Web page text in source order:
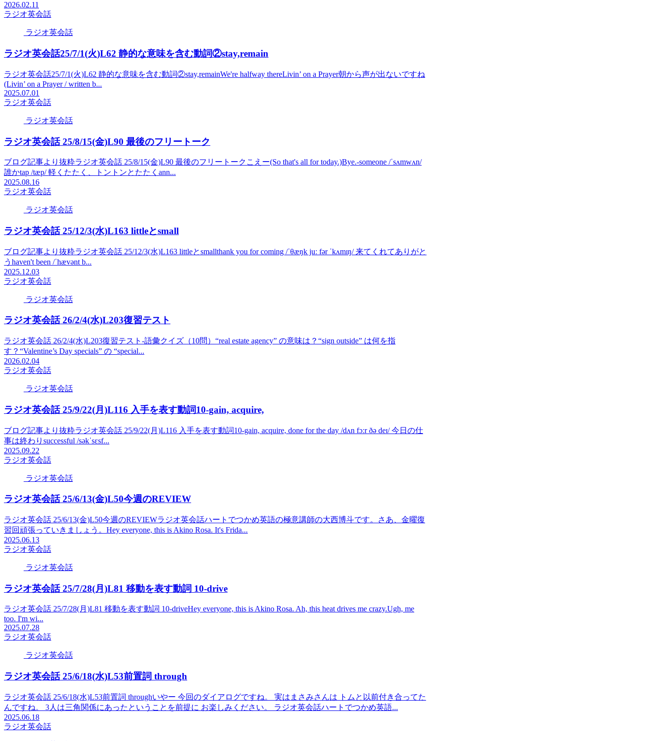
2026.02.11
ラジオ英会話
ラジオ英会話
ラジオ英会話25/7/1(火)L62 静的な意味を含む動詞②stay,remain
ラジオ英会話25/7/1(火)L62 静的な意味を含む動詞②stay,remainWe're halfway thereLivin’ on a Prayer朝から声が出ないですね
(Livin’ on a Prayer / written b...
2025.07.01
ラジオ英会話
ラジオ英会話
ラジオ英会話 25/8/15(金)L90 最後のフリートーク
ブログ記事より抜粋ラジオ英会話 25/8/15(金)L90 最後のフリートークこえー(So that's all for today.)Bye.-someone /ˈsʌmwʌn/
誰かtap /tæp/ 軽くたたく、トントンとたたくann...
2025.08.16
ラジオ英会話
ラジオ英会話
ラジオ英会話 25/12/3(水)L163 littleとsmall
ブログ記事より抜粋ラジオ英会話 25/12/3(水)L163 littleとsmallthank you for coming /ˈθæŋk juː fər ˈkʌmɪŋ/ 来てくれてありがと
うhaven't been /ˈhævənt b...
2025.12.03
ラジオ英会話
ラジオ英会話
ラジオ英会話 26/2/4(水)L203復習テスト
ラジオ英会話 26/2/4(水)L203復習テスト-語彙クイズ（10問）“real estate agency” の意味は？“sign outside” は何を指
す？“Valentine’s Day specials” の “special...
2026.02.04
ラジオ英会話
ラジオ英会話
ラジオ英会話 25/9/22(月)L116 入手を表す動詞10-gain, acquire,
ブログ記事より抜粋ラジオ英会話 25/9/22(月)L116 入手を表す動詞10-gain, acquire, done for the day /dʌn fɔːr ðə deɪ/ 今日の仕
事は終わりsuccessful /səkˈsɛsf...
2025.09.22
ラジオ英会話
ラジオ英会話
ラジオ英会話 25/6/13(金)L50今週のREVIEW
ラジオ英会話 25/6/13(金)L50今週のREVIEWラジオ英会話ハートでつかめ英語の極意講師の大西博斗です。さあ、金曜復
習回頑張っていきましょう。Hey everyone, this is Akino Rosa. It's Frida...
2025.06.13
ラジオ英会話
ラジオ英会話
ラジオ英会話 25/7/28(月)L81 移動を表す動詞 10-drive
ラジオ英会話 25/7/28(月)L81 移動を表す動詞 10-driveHey everyone, this is Akino Rosa. Ah, this heat drives me crazy.Ugh, me
too. I'm wi...
2025.07.28
ラジオ英会話
ラジオ英会話
ラジオ英会話 25/6/18(水)L53前置詞 through
ラジオ英会話 25/6/18(水)L53前置詞 throughいやー 今回のダイアログですね。 実はまさみさんは トムと以前付き合ってた
んですね。 3人は三角関係にあったということを前提に お楽しみください。 ラジオ英会話ハートでつかめ英語...
2025.06.18
ラジオ英会話